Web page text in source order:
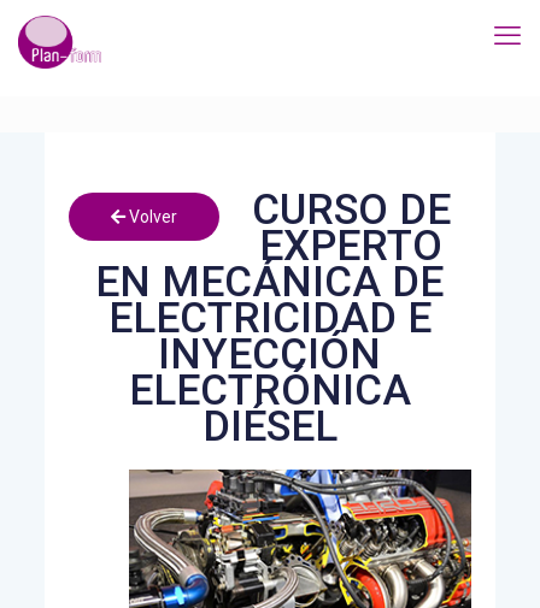
Volver CURSO DE
EXPERTO
EN MECÁNICA DE
ELECTRICIDAD E
INYECCIÓN
ELECTRÓNICA
DIÉSEL